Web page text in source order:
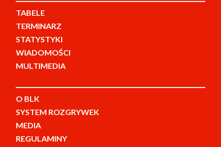
TABELE
TERMINARZ
STATYSTYKI
WIADOMOŚCI
MULTIMEDIA
O BLK
SYSTEM ROZGRYWEK
MEDIA
REGULAMINY